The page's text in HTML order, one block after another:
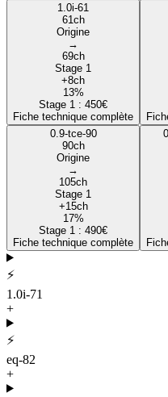
1.0i-61
61ch
Origine
→
69ch
Stage 1
+8ch
13%
Stage 1 : 450€
Fiche technique complète
0.9-tce-90
90ch
Origine
→
105ch
Stage 1
+15ch
17%
Stage 1 : 490€
Fiche technique complète
⚡
1.0i-71
+
⚡
eq-82
+